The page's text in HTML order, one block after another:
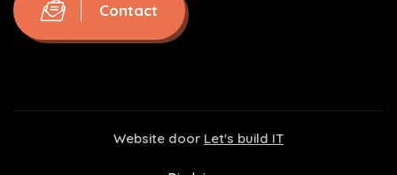
Contact
Website door Let's build IT